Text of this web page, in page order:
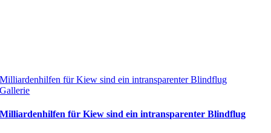
Milliardenhilfen für Kiew sind ein intransparenter Blindflug
Gallerie
Milliardenhilfen für Kiew sind ein intransparenter Blindflug